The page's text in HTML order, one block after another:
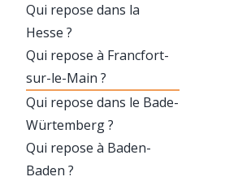
Qui repose dans la
Hesse ?
Qui repose à Francfort-
sur-le-Main ?
Qui repose dans le Bade-
Würtemberg ?
Qui repose à Baden-
Baden ?